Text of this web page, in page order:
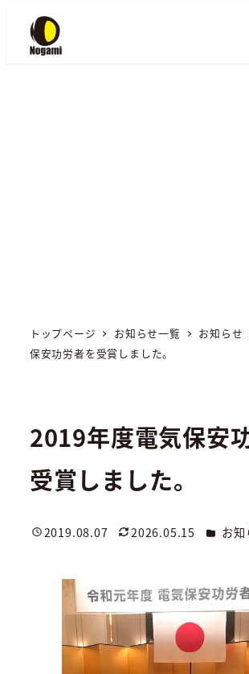
トップページ お知らせ一覧 お知らせ
保安功労者を受賞しました。
2019年度電気保安
受賞しました。
投稿日
2019.08.07
更新日
2026.05.15 カテゴ
お知